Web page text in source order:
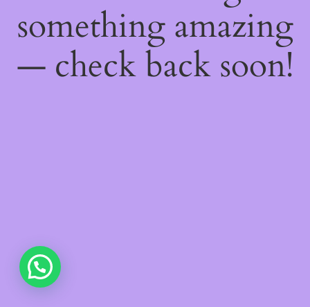
something amazing
— check back soon!